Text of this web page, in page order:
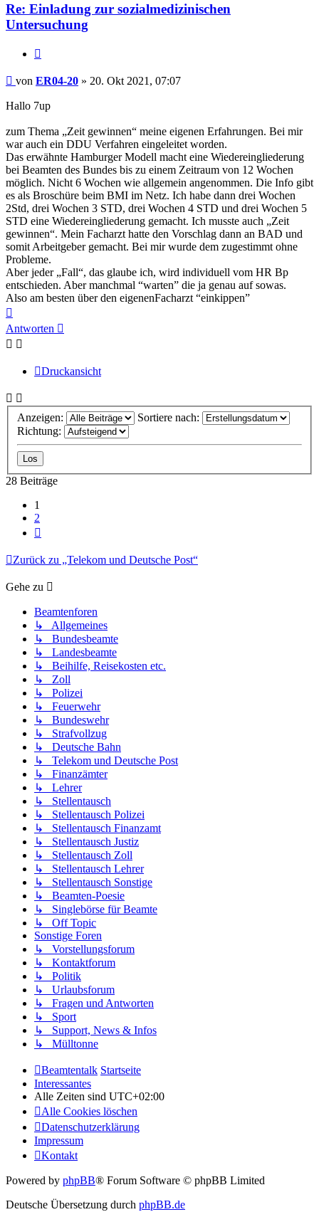
Re: Einladung zur sozialmedizinischen
Untersuchung
Beitrag
von ER04-20 » 20. Okt 2021, 07:07
Hallo 7up
zum Thema „Zeit gewinnen“ meine eigenen Erfahrungen. Bei mir
war auch ein DDU Verfahren eingeleitet worden.
Das erwähnte Hamburger Modell macht eine Wiedereingliederung
bei Beamten des Bundes bis zu einem Zeitraum von 12 Wochen
möglich. Nicht 6 Wochen wie allgemein angenommen. Die Info gibt
es als Broschüre beim BMI im Netz. Ich habe dann drei Wochen
2Std, drei Wochen 3 STD, drei Wochen 4 STD und drei Wochen 5
STD eine Wiedereingliederung gemacht. Ich musste auch „Zeit
gewinnen“. Mein Facharzt hatte den Vorschlag dann an BAD und
somit Arbeitgeber gemacht. Bei mir wurde dem zugestimmt ohne
Probleme.
Aber jeder „Fall“, das glaube ich, wird individuell vom HR Bp
entschieden. Aber manchmal “warten” die ja genau auf sowas.
Also am besten über den eigenenFacharzt “einkippen”
oben
Antworten
Druckansicht
Anzeigen:
Sortiere nach:
Richtung:
28 Beiträge
1
2
Zurück zu „Telekom und Deutsche Post“
Gehe zu
Beamtenforen
↳ Allgemeines
↳ Bundesbeamte
↳ Landesbeamte
↳ Beihilfe, Reisekosten etc.
↳ Zoll
↳ Polizei
↳ Feuerwehr
↳ Bundeswehr
↳ Strafvollzug
↳ Deutsche Bahn
↳ Telekom und Deutsche Post
↳ Finanzämter
↳ Lehrer
↳ Stellentausch
↳ Stellentausch Polizei
↳ Stellentausch Finanzamt
↳ Stellentausch Justiz
↳ Stellentausch Zoll
↳ Stellentausch Lehrer
↳ Stellentausch Sonstige
↳ Beamten-Poesie
↳ Singlebörse für Beamte
↳ Off Topic
Sonstige Foren
↳ Vorstellungsforum
↳ Kontaktforum
↳ Politik
↳ Urlaubsforum
↳ Fragen und Antworten
↳ Sport
↳ Support, News & Infos
↳ Mülltonne
Beamtentalk Startseite
Interessantes
Alle Zeiten sind UTC+02:00
Alle Cookies löschen
Datenschutzerklärung
Impressum
Kontakt
Powered by phpBB® Forum Software © phpBB Limited
Deutsche Übersetzung durch phpBB.de